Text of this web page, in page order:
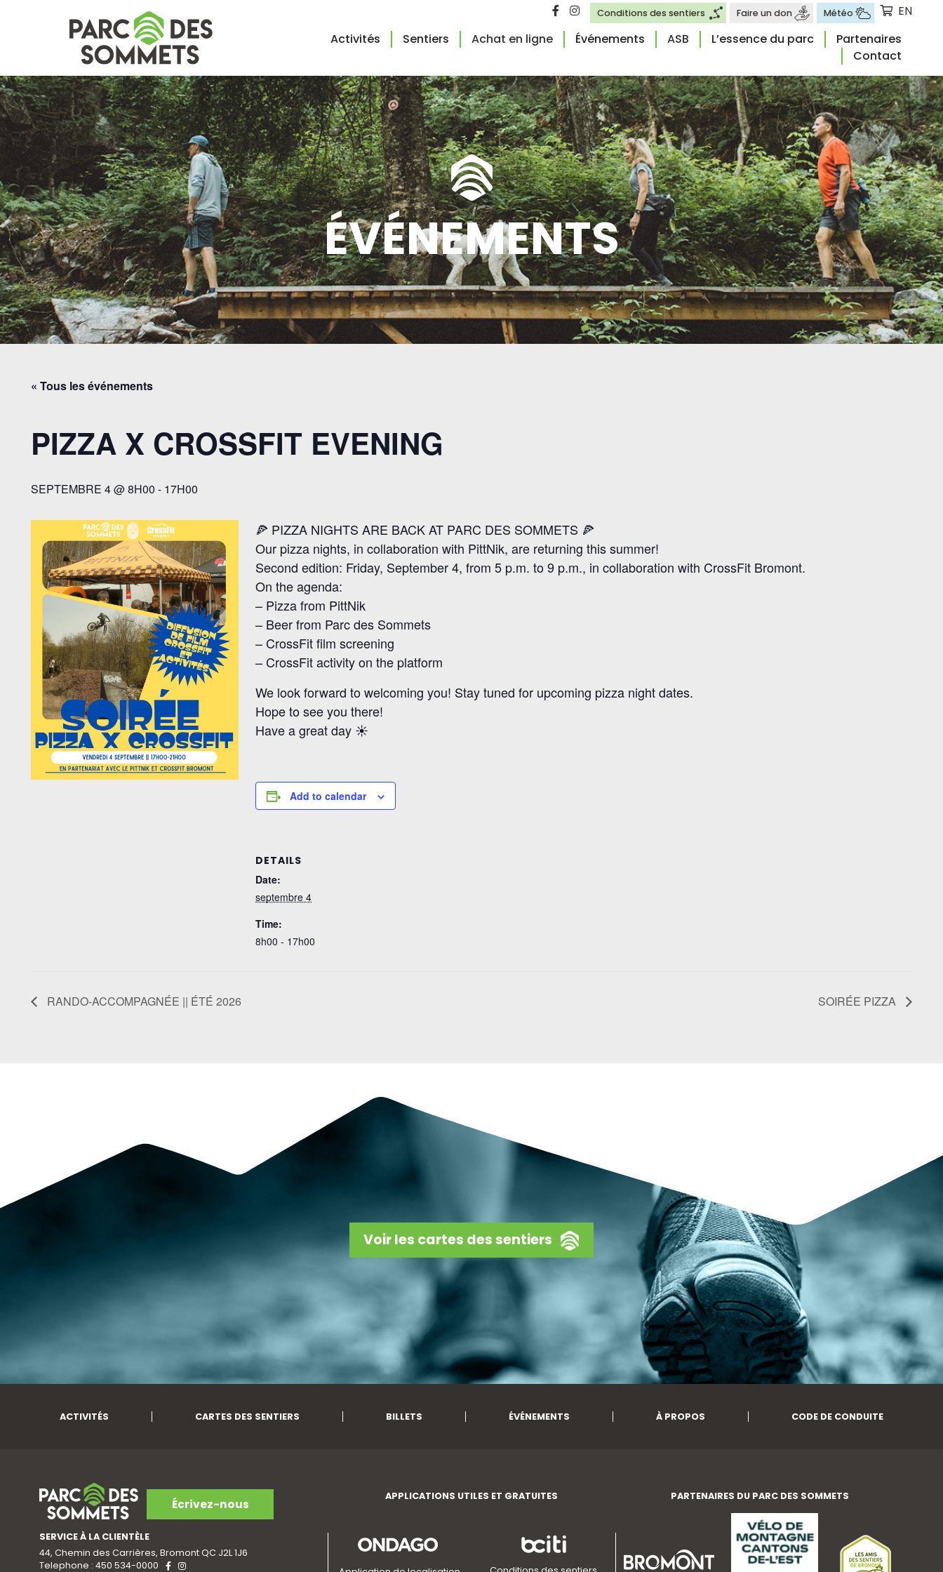
Conditions des sentiers Faire un don Météo
EN
Activités
Sentiers Achat en ligne Événements ASB L’essence du parc
Partenaires
Contact
ÉVÉNEMENTS
« Tous les événements
PIZZA X CROSSFIT EVENING
SEPTEMBRE 4 @ 8H00 - 17H00
🍕 PIZZA NIGHTS ARE BACK AT PARC DES SOMMETS 🍕
Our pizza nights, in collaboration with PittNik, are returning this summer!
Second edition: Friday, September 4, from 5 p.m. to 9 p.m., in collaboration with CrossFit Bromont.
On the agenda:
– Pizza from PittNik
– Beer from Parc des Sommets
– CrossFit film screening
– CrossFit activity on the platform
We look forward to welcoming you! Stay tuned for upcoming pizza night dates.
Hope to see you there!
Have a great day ☀️
Add to calendar
DETAILS
Date:
septembre 4
Time:
8h00 - 17h00
RANDO-ACCOMPAGNÉE || ÉTÉ 2026 SOIRÉE PIZZA
Voir les cartes des sentiers
ACTIVITÉS CARTES DES SENTIERS BILLETS ÉVÉNEMENTS À PROPOS CODE DE CONDUITE
Écrivez-nous
SERVICE À LA CLIENTÈLE
44, Chemin des Carrières, Bromont QC J2L 1J6
Telephone : 450 534-0000
APPLICATIONS UTILES ET GRATUITES PARTENAIRES DU PARC DES SOMMETS